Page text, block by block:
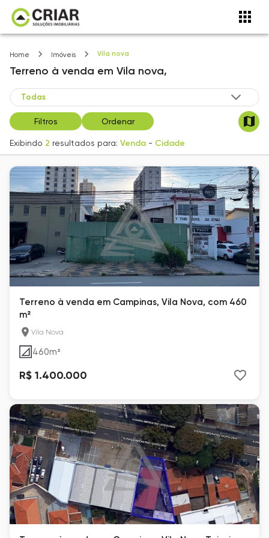
Home Imóveis Vila nova
Terreno à venda em Vila nova,
Filtros Ordenar
Exibindo 2 resultados para: Venda - Cidade
Terreno à venda em Campinas, Vila Nova, com 460
m²
Vila Nova
460m²
R$ 1.400.000